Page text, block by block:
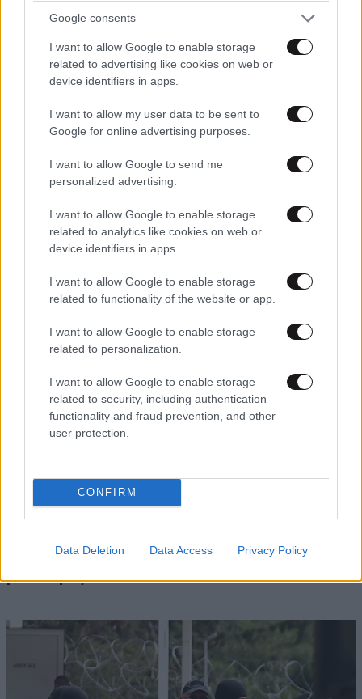
Google consents
I want to allow Google to enable storage
related to advertising like cookies on web or
device identifiers in apps.
I want to allow my user data to be sent to
Google for online advertising purposes.
I want to allow Google to send me
personalized advertising.
I want to allow Google to enable storage
related to analytics like cookies on web or
device identifiers in apps.
I want to allow Google to enable storage
related to functionality of the website or app.
I want to allow Google to enable storage
related to personalization.
I want to allow Google to enable storage
related to security, including authentication
functionality and fraud prevention, and other
user protection.
CONFIRM
Data Deletion Data Access Privacy Policy
ΚΟΙΝΩΝΙΑ26 λ. πριν
Χαμός στο νοσοκομείου του Βόλου:
Καταγγελίες για ξύλο και απειλές – Ηθελε να
ανοίξει το κεφάλι του γιατρού με τον
διακορευτή
LIFESTYLE09·08·2026 10:52
Τζέικ Μέντγουελ στην Ιταλία – Island hopping
με σκάφος σε Πόντσα και Ίσκια